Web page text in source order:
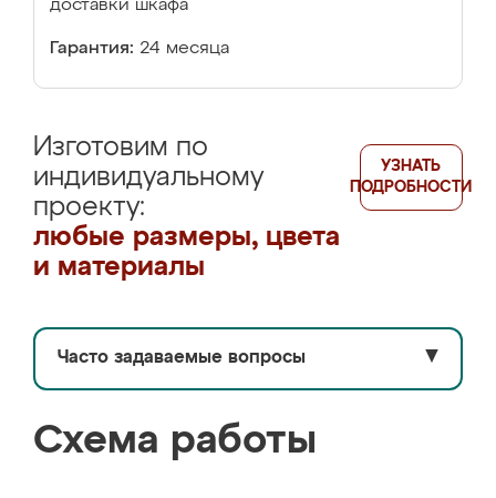
доставки шкафа
Гарантия: 24 месяца
Изготовим по
индивидуальному
проекту:
любые размеры, цвета
и материалы
УЗНАТЬ
ПОДРОБНОСТИ
Часто задаваемые вопросы ▼
Схема работы